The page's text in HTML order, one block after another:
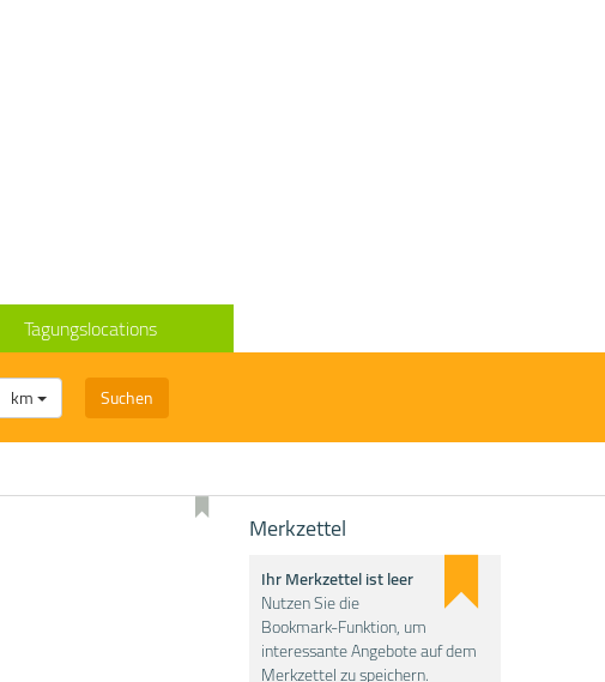
Tagungslocations
km Suchen
Merkzettel
Ihr Merkzettel ist leer
Nutzen Sie die
Bookmark-Funktion, um
interessante Angebote auf dem
Merkzettel zu speichern.